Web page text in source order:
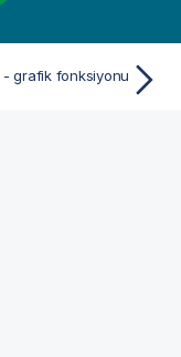
- grafik fonksiyonu